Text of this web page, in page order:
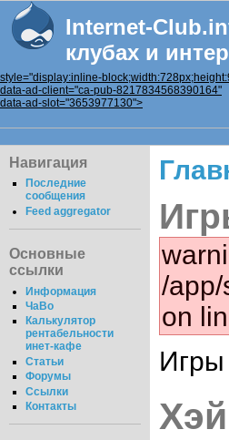
Internet-
клубах и
style="display:inline-
data-ad-client="ca-pub-8217834568390164"
data-ad-slot="3653977130">
Навигация
Последние
сообщения
Feed aggregator
Основные
ссылки
Информация
ЧаВо
Калькулятор
рентабельности
инет-кафе
Статьи
Форумы
Ссылки
Контакты
/
on